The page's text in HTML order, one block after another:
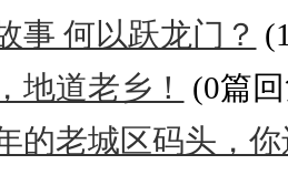
事 何以跃龙门？
地道老乡！
(0篇
的老城区码头，